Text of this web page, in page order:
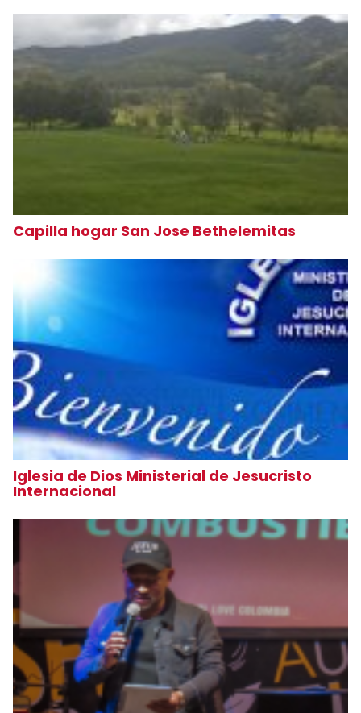
Capilla hogar San Jose Bethelemitas
Iglesia de Dios Ministerial de Jesucristo
Internacional